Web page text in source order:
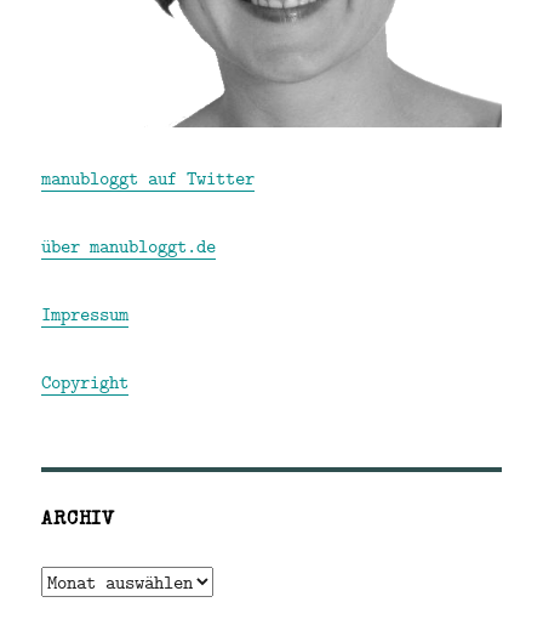
manubloggt auf Twitter
über manubloggt.de
Impressum
Copyright
ARCHIV
Archiv